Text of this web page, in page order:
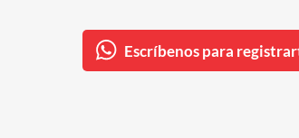
Escríbenos para